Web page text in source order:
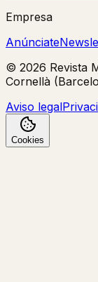
Empresa
Anúnciate
© 2026 Revista
Cornellà
Aviso legal
Cookies